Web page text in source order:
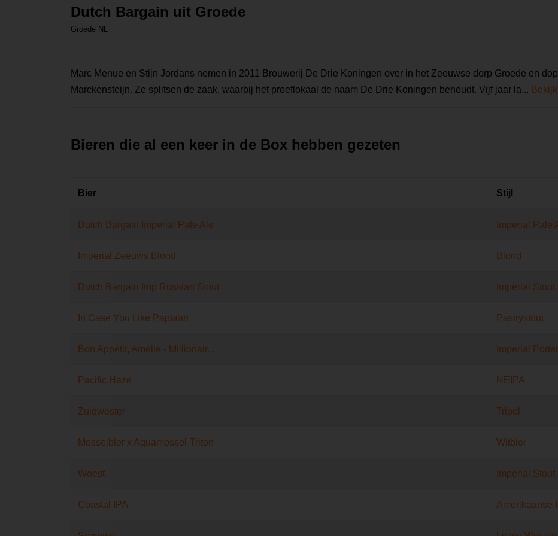
Dutch Bargain uit Groede
Groede NL
Marc Menue en Stijn Jordans nemen in 2011 Brouwerij De Drie Koningen over in het Zeeuwse dorp Groede en
Marckensteijn. Ze splitsen de zaak, waarbij het proeflokaal de naam De Drie Koningen behoudt. Vijf jaar la...
Bieren die al een keer in de Box hebben gezeten
Bier Stijl
Dutch Bargain Imperial Pale Ale Imperial Pale
Imperial Zeeuws Blond Blond
Dutch Bargain Imp Russian Stout Imperial Stout
In Case You Like Paptaart Pastrystout
Bon Appétit, Amélie - Millionair... Imperial Porter
Pacific Haze NEIPA
Zuidwester Tripel
Mosselbier x Aquamossel-Triton Witbier
Woest Imperial Stout
Coastal IPA Amerikaanse